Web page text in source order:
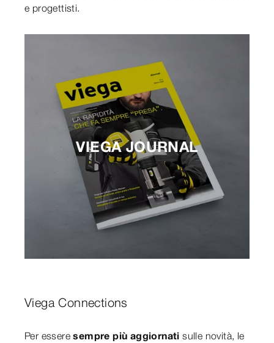
e progettisti.
VIEGA JOURNAL
Viega Connections
Per esseresempre più aggiornatisulle novità, le